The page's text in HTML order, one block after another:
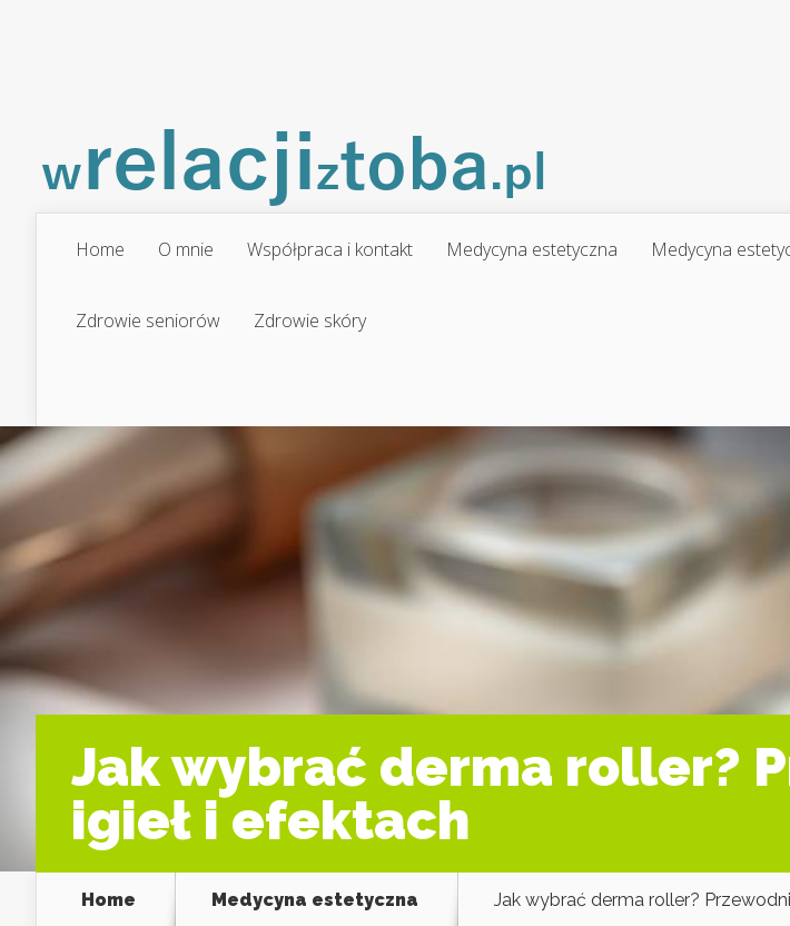
Home O mnie Współpraca i kontakt Medycyna estetyczna Medycyna
Zdrowie seniorów Zdrowie skóry
Jak wybrać derma roller?
igieł i efektach
Home Medycyna estetyczna Jak wybrać derma roller?